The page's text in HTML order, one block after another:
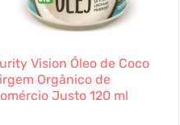
Vision Óleo de Coco
Orgânico de
Justo 120 ml